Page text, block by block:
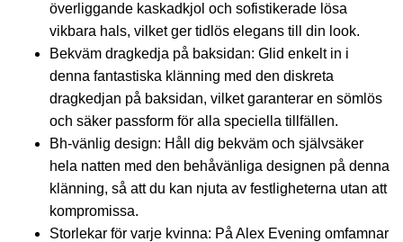
överliggande kaskadkjol och sofistikerade lösa
vikbara hals, vilket ger tidlös elegans till din look.
Bekväm dragkedja på baksidan: Glid enkelt in i
denna fantastiska klänning med den diskreta
dragkedjan på baksidan, vilket garanterar en sömlös
och säker passform för alla speciella tillfällen.
Bh-vänlig design: Håll dig bekväm och självsäker
hela natten med den behåvänliga designen på denna
klänning, så att du kan njuta av festligheterna utan att
kompromissa.
Storlekar för varje kvinna: På Alex Evening omfamnar